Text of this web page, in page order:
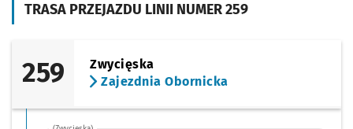
TRASA PRZEJAZDU LINII NUMER 259
259
Zwycięska
Zajezdnia Obornicka